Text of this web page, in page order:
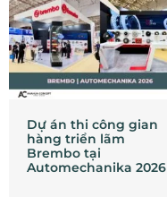
Dự án thi công gian
hàng triển lãm
Brembo tại
Automechanika 2026